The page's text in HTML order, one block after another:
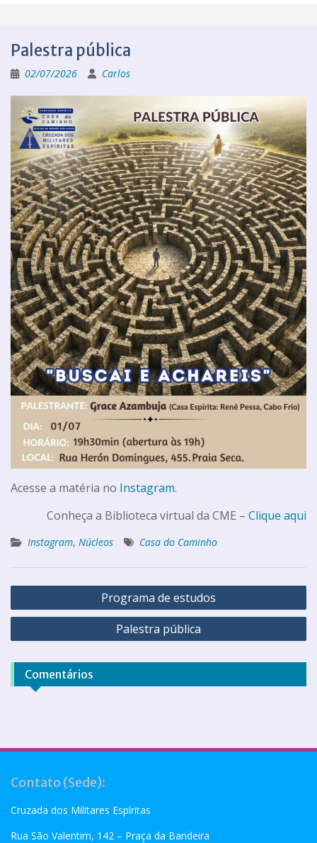
Palestra pública
02/07/2026 Carlos
Acesse a matéria no Instagram.
Conheça a Biblioteca virtual da CME – Clique aqui
Instagram, Núcleos Casa do Caminho
Programa de estudos
Palestra pública
Comentários
Contato (Sede):
Cruzada dos Militares Espíritas
Rua São Valentim, 142 – Praça da Bandeira